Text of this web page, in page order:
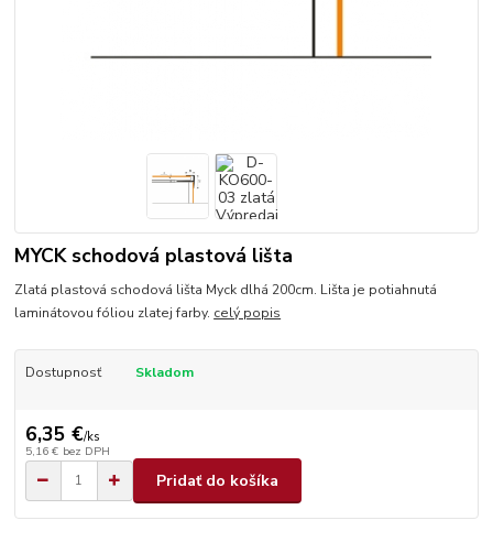
MYCK schodová plastová lišta
Zlatá plastová schodová lišta Myck dlhá 200cm. Lišta je potiahnutá
laminátovou fóliou zlatej farby. celý popis
Dostupnosť Skladom
6,35 €/ks
5,16 € bez DPH
Pridať do košíka